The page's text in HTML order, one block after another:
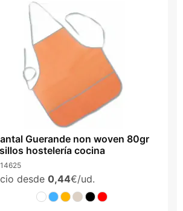
Guerande non woven 80gr
hostelería cocina
14625
desde0,44€/ud.